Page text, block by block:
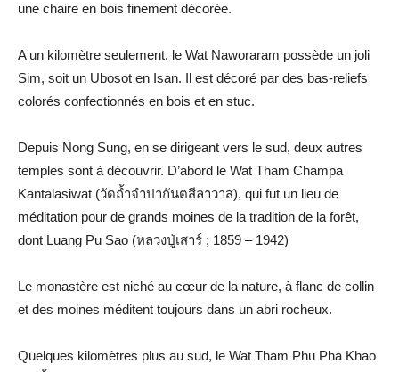
une chaire en bois finement décorée.
A un kilomètre seulement, le Wat Naworaram possède un joli
Sim, soit un Ubosot en Isan. Il est décoré par des bas-reliefs
colorés confectionnés en bois et en stuc.
Depuis Nong Sung, en se dirigeant vers le sud, deux autres
temples sont à découvrir. D’abord le Wat Tham Champa
Kantalasiwat (วัดถ้ำจำปากันตสีลาวาส), qui fut un lieu de
méditation pour de grands moines de la tradition de la forêt,
dont Luang Pu Sao (หลวงปู่เสาร์ ; 1859 – 1942)
Le monastère est niché au cœur de la nature, à flanc de collin
et des moines méditent toujours dans un abri rocheux.
Quelques kilomètres plus au sud, le Wat Tham Phu Pha Khao